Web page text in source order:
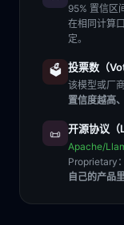
95% 置信区
在相同计算
定。
🗳️ 投票数（
该模型或厂
置信度越高
📜 开源协议（
Apache/
Proprietary
自己的产品